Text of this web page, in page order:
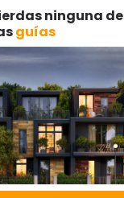
ninguna de
guías